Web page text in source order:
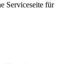
Serviceseite für